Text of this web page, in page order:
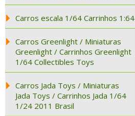
Carros escala 1/64 Carrinhos 1:64
Carros Greenlight / Miniaturas
Greenlight / Carrinhos Greenlight
1/64 Collectibles Toys
Carros Jada Toys / Miniaturas
Jada Toys / Carrinhos Jada 1/64
1/24 2011 Brasil